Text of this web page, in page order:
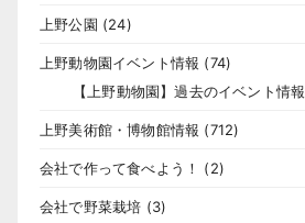
上野公園 (24)
上野動物園イベント情報 (74)
【上野動物園】過去のイベント情報
上野美術館・博物館情報 (712)
会社で作って食べよう！ (2)
会社で野菜栽培 (3)